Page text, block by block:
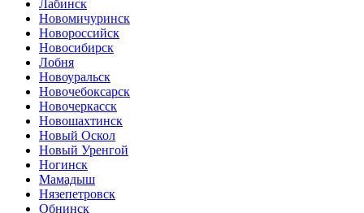
Лабинск
Новомичуринск
Новороссийск
Новосибирск
Лобня
Новоуральск
Новочебоксарск
Новочеркасск
Новошахтинск
Новый Оскол
Новый Уренгой
Ногинск
Мамадыш
Нязепетровск
Обнинск